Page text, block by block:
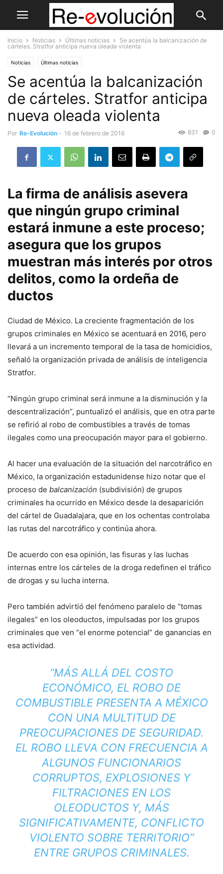
Inicio Noticias Últimas noticias
Se acentúa la balcanización de
cárteles. Stratfor anticipa nueva oleada violenta
Noticias Últimas noticias
Se acentúa la balcanización
de cárteles. Stratfor anticipa
nueva oleada violenta
Por Re-Evolución - 16 de febrero de 2016 0
831
La firma de análisis asevera
que ningún grupo criminal
estará inmune a este proceso;
asegura que los grupos
muestran más interés por otros
delitos, como la ordeña de
ductos
Ciudad de México. La creciente fragmentación de los
grupos criminales en México se acentuará en 2016, pero
llevará a un incremento temporal de la tasa de homicidios,
señaló la organización privada de análisis de inteligencia
Stratfor.
“Ningún grupo criminal será inmune a la disminución y la
descentralización”, puntualizó el análisis, que en otra parte
se refirió al robo de combustibles a través de tomas
ilegales como una preocupación mayor para el gobierno.
Al hacer una evaluación de la situación del narcotráfico en
México, la organización estadunidense hizo notar que el
proceso de balcanización (subdivisión) de grupos
criminales ha ocurrido en México desde la desaparición
del cártel de Guadalajara, que en los ochentas controlaba
las rutas del narcotráfico y continúa ahora.
De acuerdo con esa opinión, las fisuras y las luchas
internas entre los cárteles de la droga redefinen el tráfico
de drogas y su lucha interna.
Pero también advirtió del fenómeno paralelo de “tomas
ilegales” en los oleoductos, impulsadas por los grupos
criminales que ven “el enorme potencial” de ganancias en
esa actividad.
“MÁS ALLÁ DEL COSTO
ECONÓMICO, EL ROBO DE
COMBUSTIBLE PRESENTA A MÉXICO
CON UNA MULTITUD DE
PREOCUPACIONES DE SEGURIDAD.
EL ROBO LLEVA CON FRECUENCIA A
ALGUNOS FUNCIONARIOS
CORRUPTOS, EXPLOSIONES Y
FILTRACIONES EN LOS
OLEODUCTOS Y, MÁS
SIGNIFICATIVAMENTE, CONFLICTO
VIOLENTO SOBRE TERRITORIO”
ENTRE GRUPOS CRIMINALES.